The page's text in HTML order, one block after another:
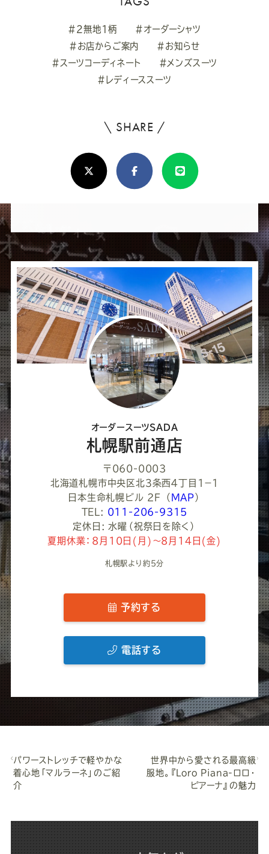
#2無地1柄
#オーダーシャツ
#お店からご案内
#お知らせ
#スーツコーディネート
#メンズスーツ
#レディーススーツ
\ SHARE /
ろ
し
け
ば
シ
ェ
ア
し
て
く
だ
い
X(Twitter)FacebookLine
オーダースーツSADA
札幌駅前通店
〒060-0003
北海道札幌市中央区北３条西４丁目1−１
日本生命札幌ビル 2F
（ MAP ）
TEL: 011-206-9315
定休日: 水曜（祝祭日を除く）
夏期休業：8月10日(月)～8月14日(金)
札幌駅より約5分
予約する
電話する
パワーストレッチで軽やかな
着心地「マルラーネ」のご紹
介
世界中から愛される最高級
服地。『Loro Piana-ロロ・
ピアーナ』の魅力